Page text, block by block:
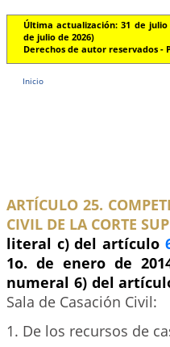
Última actualización: 31 de
de julio de 2026)
Derechos de autor reservados -
Inicio
ARTÍCULO 25.
CIVIL DE LA CORTE
literal c) del artículo
1o. de enero de
numeral 6) del
Sala de Casación Civil:
1. De los recursos de